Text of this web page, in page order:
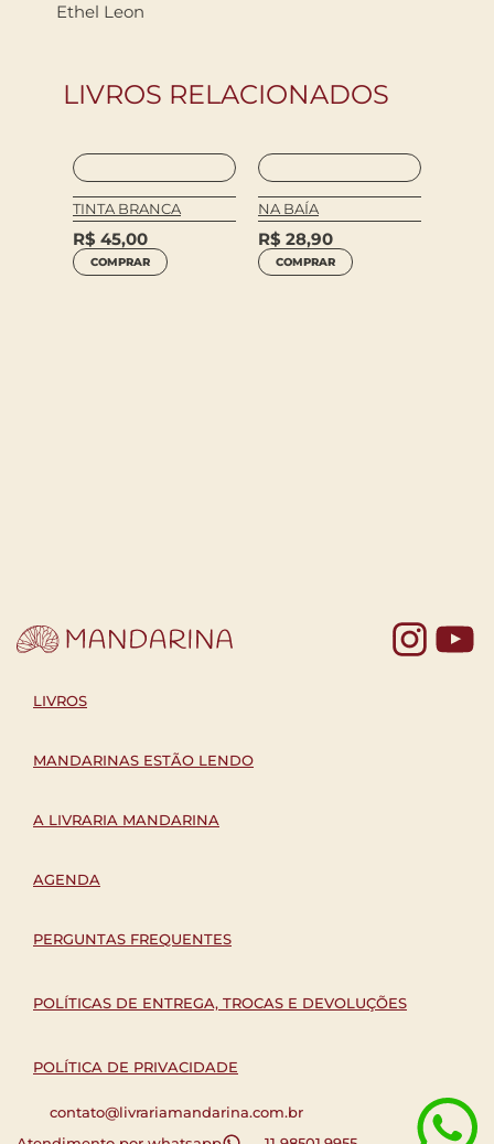
Ethel Leon
LIVROS RELACIONADOS
TINTA BRANCA
R$ 45,00
COMPRAR
NA BAÍA
R$ 28,90
COMPRAR
LIVROS
MANDARINAS ESTÃO LENDO
A LIVRARIA MANDARINA
AGENDA
PERGUNTAS FREQUENTES
POLÍTICAS DE ENTREGA, TROCAS E DEVOLUÇÕES
POLÍTICA DE PRIVACIDADE
contato@livrariamandarina.com.br